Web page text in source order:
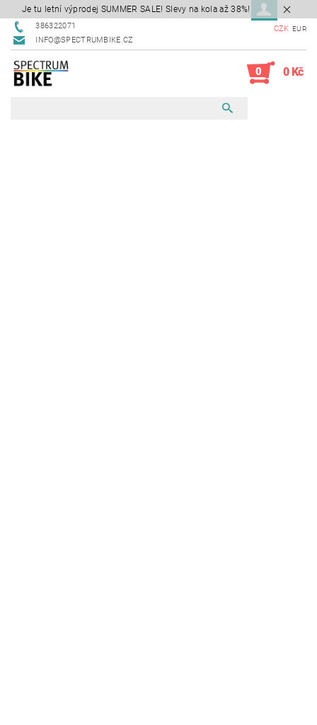
Je tu letní výprodej SUMMER SALE! Slevy na kola až 38%!
386322071
INFO@SPECTRUMBIKE.CZ
CZK EUR
0 0 Kč